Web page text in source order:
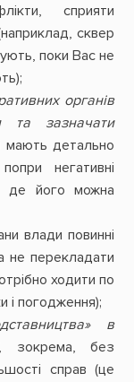
сприяти
сквер
поки Вас не
органів
та зазначати
мають детально
негативні
де його можна
влади повинні
не перекладати
ходити по
і погодження);
в
зокрема, без
справ (це